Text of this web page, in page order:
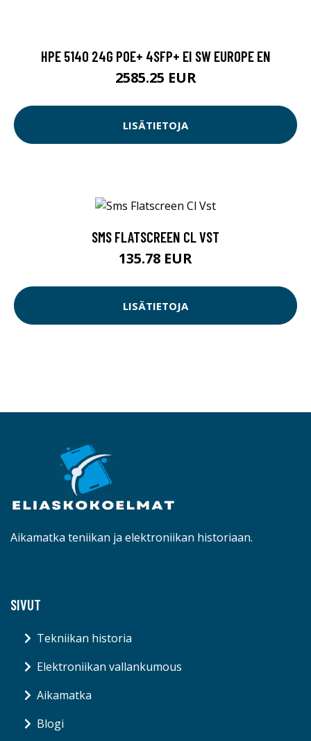
HPE 5140 24G POE+ 4SFP+ EI SW EUROPE EN
2585.25 EUR
LISÄTIETOJA
SMS FLATSCREEN CL VST
135.78 EUR
LISÄTIETOJA
Aikamatka teniikan ja elektroniikan historiaan.
SIVUT
Tekniikan historia
Elektroniikan vallankumous
Aikamatka
Blogi